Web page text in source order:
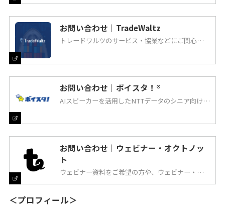
お問い合わせ｜TradeWaltz
トレードワルツのサービス・協業などにご関心があ
お問い合わせ｜ボイスタ！®
AIスピーカーを活用したNTTデータのシニア向けサ
ービス「ボイスタ！」「ミナスタ！」のサービス・
お問い合わせ｜ウェビナー・オクトノッ
ト
ウェビナー資料をご希望の方や、ウェビナー・記事
の感想、今後の企画へのご要望などがある方は、本
文に「オクトノットを見た」とご記載のうえ、こち
＜プロフィール＞